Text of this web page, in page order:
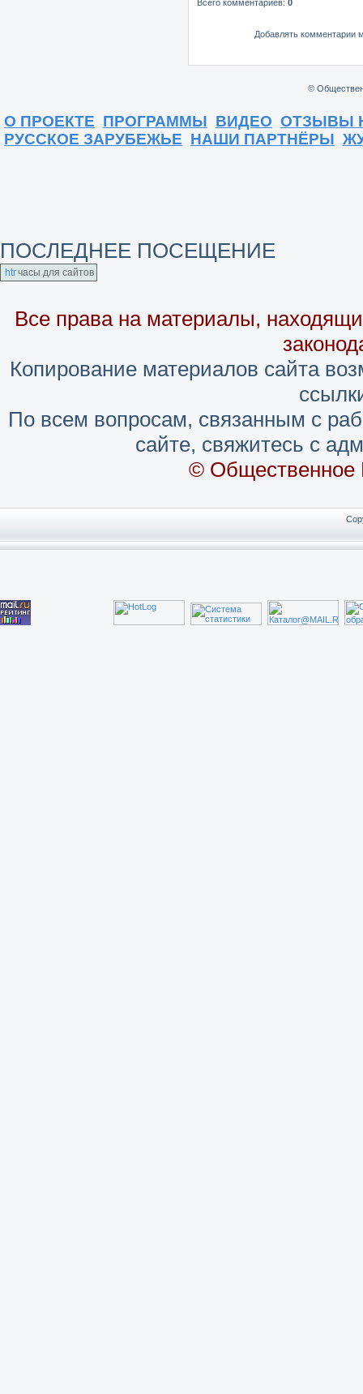
Всего комментариев: 0
Добавлять комментарии
©
О ПРОЕКТЕ ПРОГРАММЫ ВИДЕО ОТЗЫВЫ
РУССКОЕ ЗАРУБЕЖЬЕ НАШИ ПАРТНЁРЫ
ПОСЛЕДНЕЕ ПОСЕЩЕНИЕ
часы для сайтов
Все права на материалы,
Копирование материалов сайта
По всем вопросам, связанным с
сайте, свяжитесь с
© Общественное